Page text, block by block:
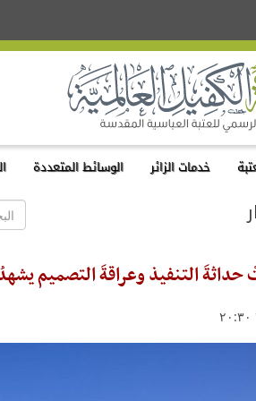
خدمات الزائر الوسائط المتعددة
التنفيذ وعراقةَ التصميم